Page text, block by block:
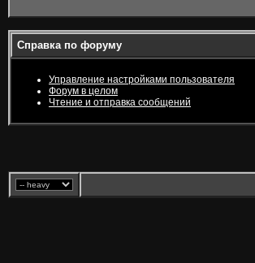
Справка по форуму
Управление настройками пользователя
Форум в целом
Чтение и отправка сообщений